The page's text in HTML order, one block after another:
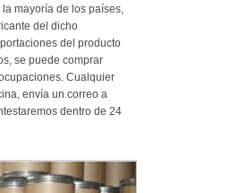
mayoría de los países,
del dicho
del producto
se puede comprar
Cualquier
envía un correo a
dentro de 24